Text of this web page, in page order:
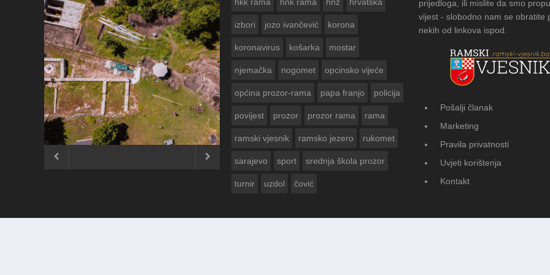
ČESTITKA RAMSKOG VJESNIKA ZA
USKRS 2023. GODINE
FOTOGALERIJA: Čuvanje običaja u
 
izbori jozo ivančević korona
koronavirus košarka mostar
njemačka nogomet opcinsko vijeće
općina prozor-rama papa franjo policija
povijest prozor prozor rama rama
ramski vjesnik ramsko jezero rukomet
sarajevo sport srednja škola prozor
turnir uzdol čović
prijedloga, ili mislite da smo
vijest - slobodno nam se obratite
nekih od linkova ispod.
Pošalji članak
Marketing
Pravila privatnosti
Uvjeti korištenja
Kontakt